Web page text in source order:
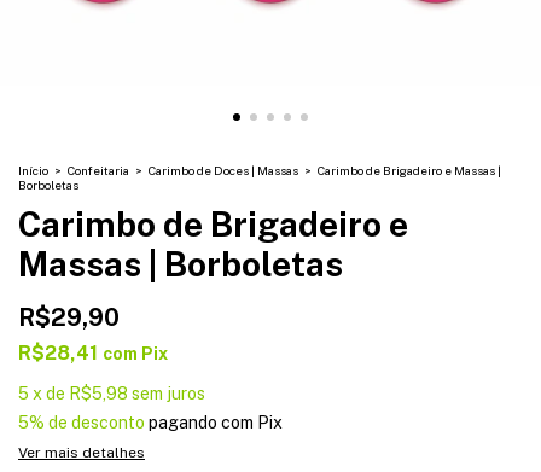
Início > Confeitaria > Carimbo de Doces | Massas > Carimbo de Brigadeiro e Massas |
Borboletas
Carimbo de Brigadeiro e
Massas | Borboletas
R$29,90
R$28,41 com Pix
5 x de R$5,98 sem juros
5% de desconto pagando com Pix
Ver mais detalhes